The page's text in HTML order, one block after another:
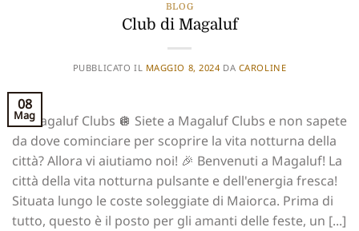
BLOG
Club di Magaluf
PUBBLICATO IL MAGGIO 8, 2024 DA CAROLINE
08
Mag
🪩 Magaluf Clubs 🪩 Siete a Magaluf Clubs e non sapete
da dove cominciare per scoprire la vita notturna della
città? Allora vi aiutiamo noi! 🎉 Benvenuti a Magaluf! La
città della vita notturna pulsante e dell'energia fresca!
Situata lungo le coste soleggiate di Maiorca. Prima di
tutto, questo è il posto per gli amanti delle feste, un [...]